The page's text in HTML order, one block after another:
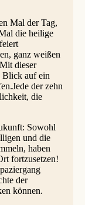
Mal der Tag,
die heilige
ganz weißen
dieser
Blick auf ein
der zehn
die
Sowohl
und die
haben
fortzusetzen!
der
können.